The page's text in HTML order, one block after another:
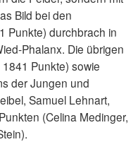
Bild bei den
Punkte) durchbrach in
Phalanx. Die übrigen
Punkte) sowie
der Jungen und
Samuel Lehnart,
(Celina Medinger,